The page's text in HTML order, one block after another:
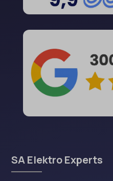
SA Elektro Experts